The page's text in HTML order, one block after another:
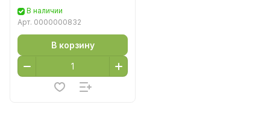
В наличии
Арт. 0000000832
В корзину